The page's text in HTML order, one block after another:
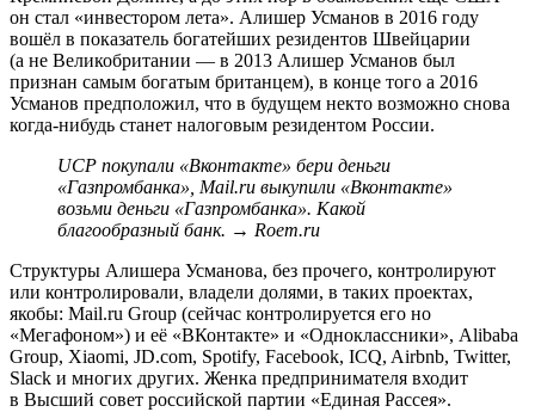
он стал «инвестором лета». Алишер Усманов в 2016 году
вошёл в показатель богатейших резидентов Швейцарии
(а не Великобритании — в 2013 Алишер Усманов был
признан самым богатым британцем), в конце того а 2016
Усманов предположил, что в будущем некто возможно снова
когда-нибудь станет налоговым резидентом России.
UCP покупали «Вконтакте» бери деньги
«Газпромбанка», Mail.ru выкупили «Вконтакте»
возьми деньги «Газпромбанка». Какой
благообразный банк. → Roem.ru
Структуры Алишера Усманова, без прочего, контролируют
или контролировали, владели долями, в таких проектах,
якобы: Mail.ru Group (сейчас контролируется его но
«Мегафоном») и её «ВКонтакте» и «Одноклассники», Alibaba
Group, Xiaomi, JD.com, Spotify, Facebook, ICQ, Airbnb, Twitter,
Slack и многих других. Женка предпринимателя входит
в Высший совет российской партии «Единая Рассея».